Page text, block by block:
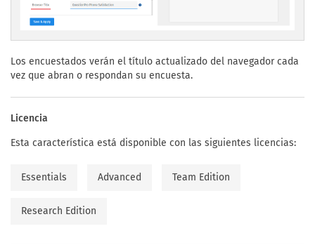
Los encuestados verán el título actualizado del navegador cada
vez que abran o respondan su encuesta.
Licencia
Esta característica está disponible con las siguientes licencias:
Essentials Advanced Team Edition
Research Edition